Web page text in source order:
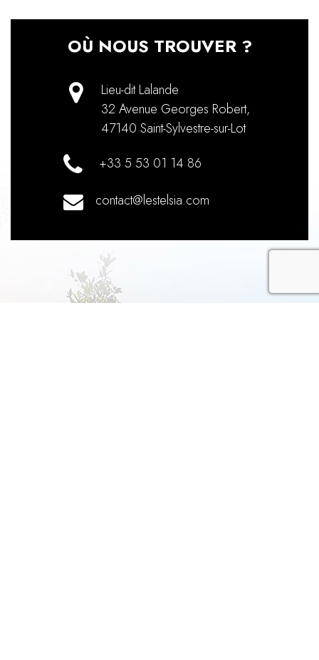
OÙ NOUS TROUVER ?
Lieu-dit Lalande
32 Avenue Georges Robert,
47140 Saint-Sylvestre-sur-Lot
+33 5 53 01 14 86
contact@lestelsia.com